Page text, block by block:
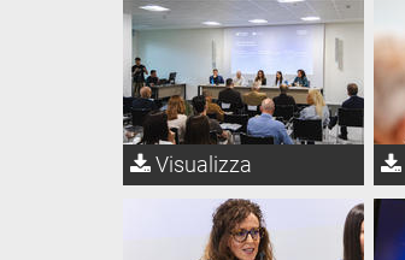
Visualizza